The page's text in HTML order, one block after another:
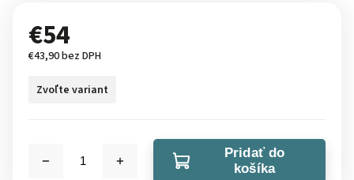
€54
€43,90 bez DPH
Zvoľte variant
Pridať do
košíka